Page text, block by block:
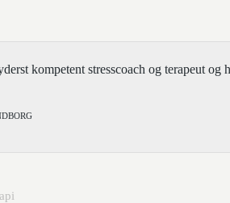
kompetent stresscoach og terapeut og